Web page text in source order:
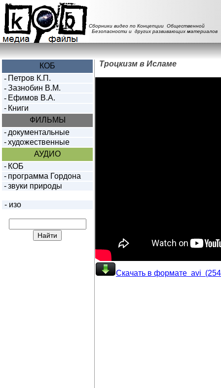
Сборники видео по Концепции Общественной
Безопасности и других развивающих материалов
КОБ
- Петров К.П.
- Зазнобин В.М.
- Ефимов В.А.
- Книги
ФИЛЬМЫ
- документальные
- художественные
АУДИО
- КОБ
- программа Гордона
- звуки природы
- изо
Троцкизм в Исламе
Скачать в формате avi